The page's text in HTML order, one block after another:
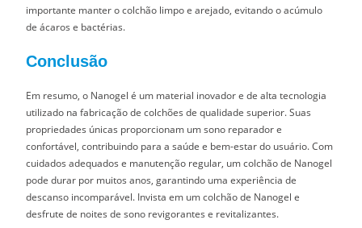
importante manter o colchão limpo e arejado, evitando o acúmulo
de ácaros e bactérias.
Conclusão
Em resumo, o Nanogel é um material inovador e de alta tecnologia
utilizado na fabricação de colchões de qualidade superior. Suas
propriedades únicas proporcionam um sono reparador e
confortável, contribuindo para a saúde e bem-estar do usuário. Com
cuidados adequados e manutenção regular, um colchão de Nanogel
pode durar por muitos anos, garantindo uma experiência de
descanso incomparável. Invista em um colchão de Nanogel e
desfrute de noites de sono revigorantes e revitalizantes.